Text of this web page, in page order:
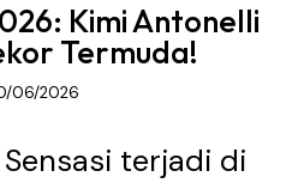
Kimi Antonelli
Termuda!
06/2026
terjadi di